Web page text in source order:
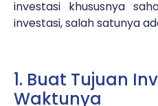
investasi khususnya
investasi, salah satunya
1. Buat Tujuan
Waktunya